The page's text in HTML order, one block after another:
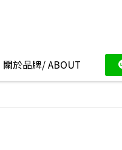
關於品牌/ ABOUT